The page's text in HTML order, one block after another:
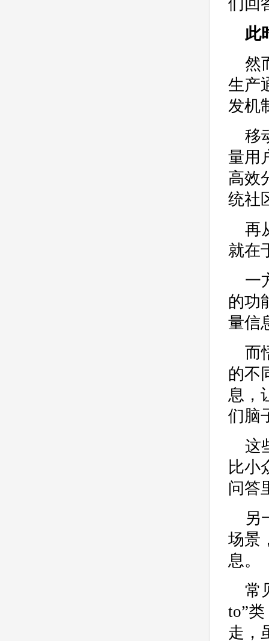
们回
此
然
生产
发机
移
量用
高效
统社
再
就在
一
的功
量信
而
的不
息，
们脑
这
比小
问答
另
场景
息。
常
to”
走，